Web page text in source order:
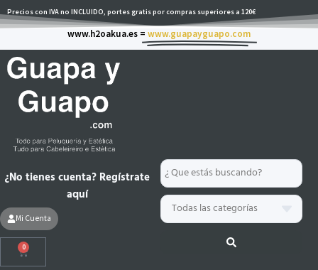
al
Precios con IVA no INCLUIDO, portes gratis por compras superiores a 120€
www.h2oakua.es = www.guapayguapo.com
Search
...
¿No tienes cuenta? Regístrate
aquí
Mi Cuenta
0
Carrito